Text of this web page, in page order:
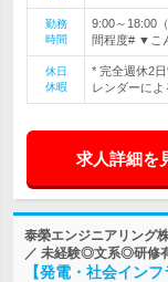
勤務
時間
9:00～18:00
間程度# ▼こ
休日
休暇
* 完全週休2
レンダーによ
求人詳細を
泰榮エンジニアリング
／ 未経験◎文系◎研修
【発電・社会イン